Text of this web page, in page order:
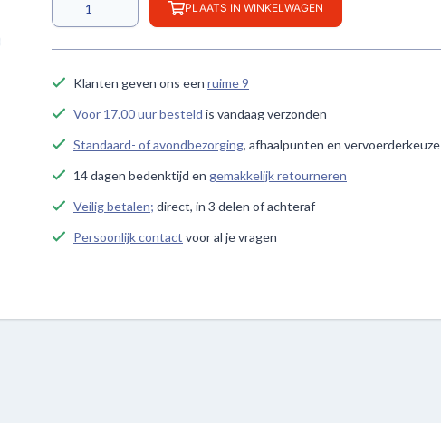
PLAATS IN WINKELWAGEN
Klanten geven ons een ruime 9
Voor 17.00 uur besteld is vandaag verzonden
Standaard- of avondbezorging, afhaalpunten en vervoerderkeuze
14 dagen bedenktijd en gemakkelijk retourneren
Veilig betalen; direct, in 3 delen of achteraf
Persoonlijk contact voor al je vragen